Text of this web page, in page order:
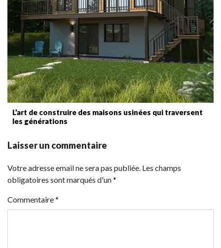
L’art de construire des maisons usinées qui traversent
les générations
Laisser un commentaire
Votre adresse email ne sera pas publiée. Les champs
obligatoires sont marqués d'un *
Commentaire*